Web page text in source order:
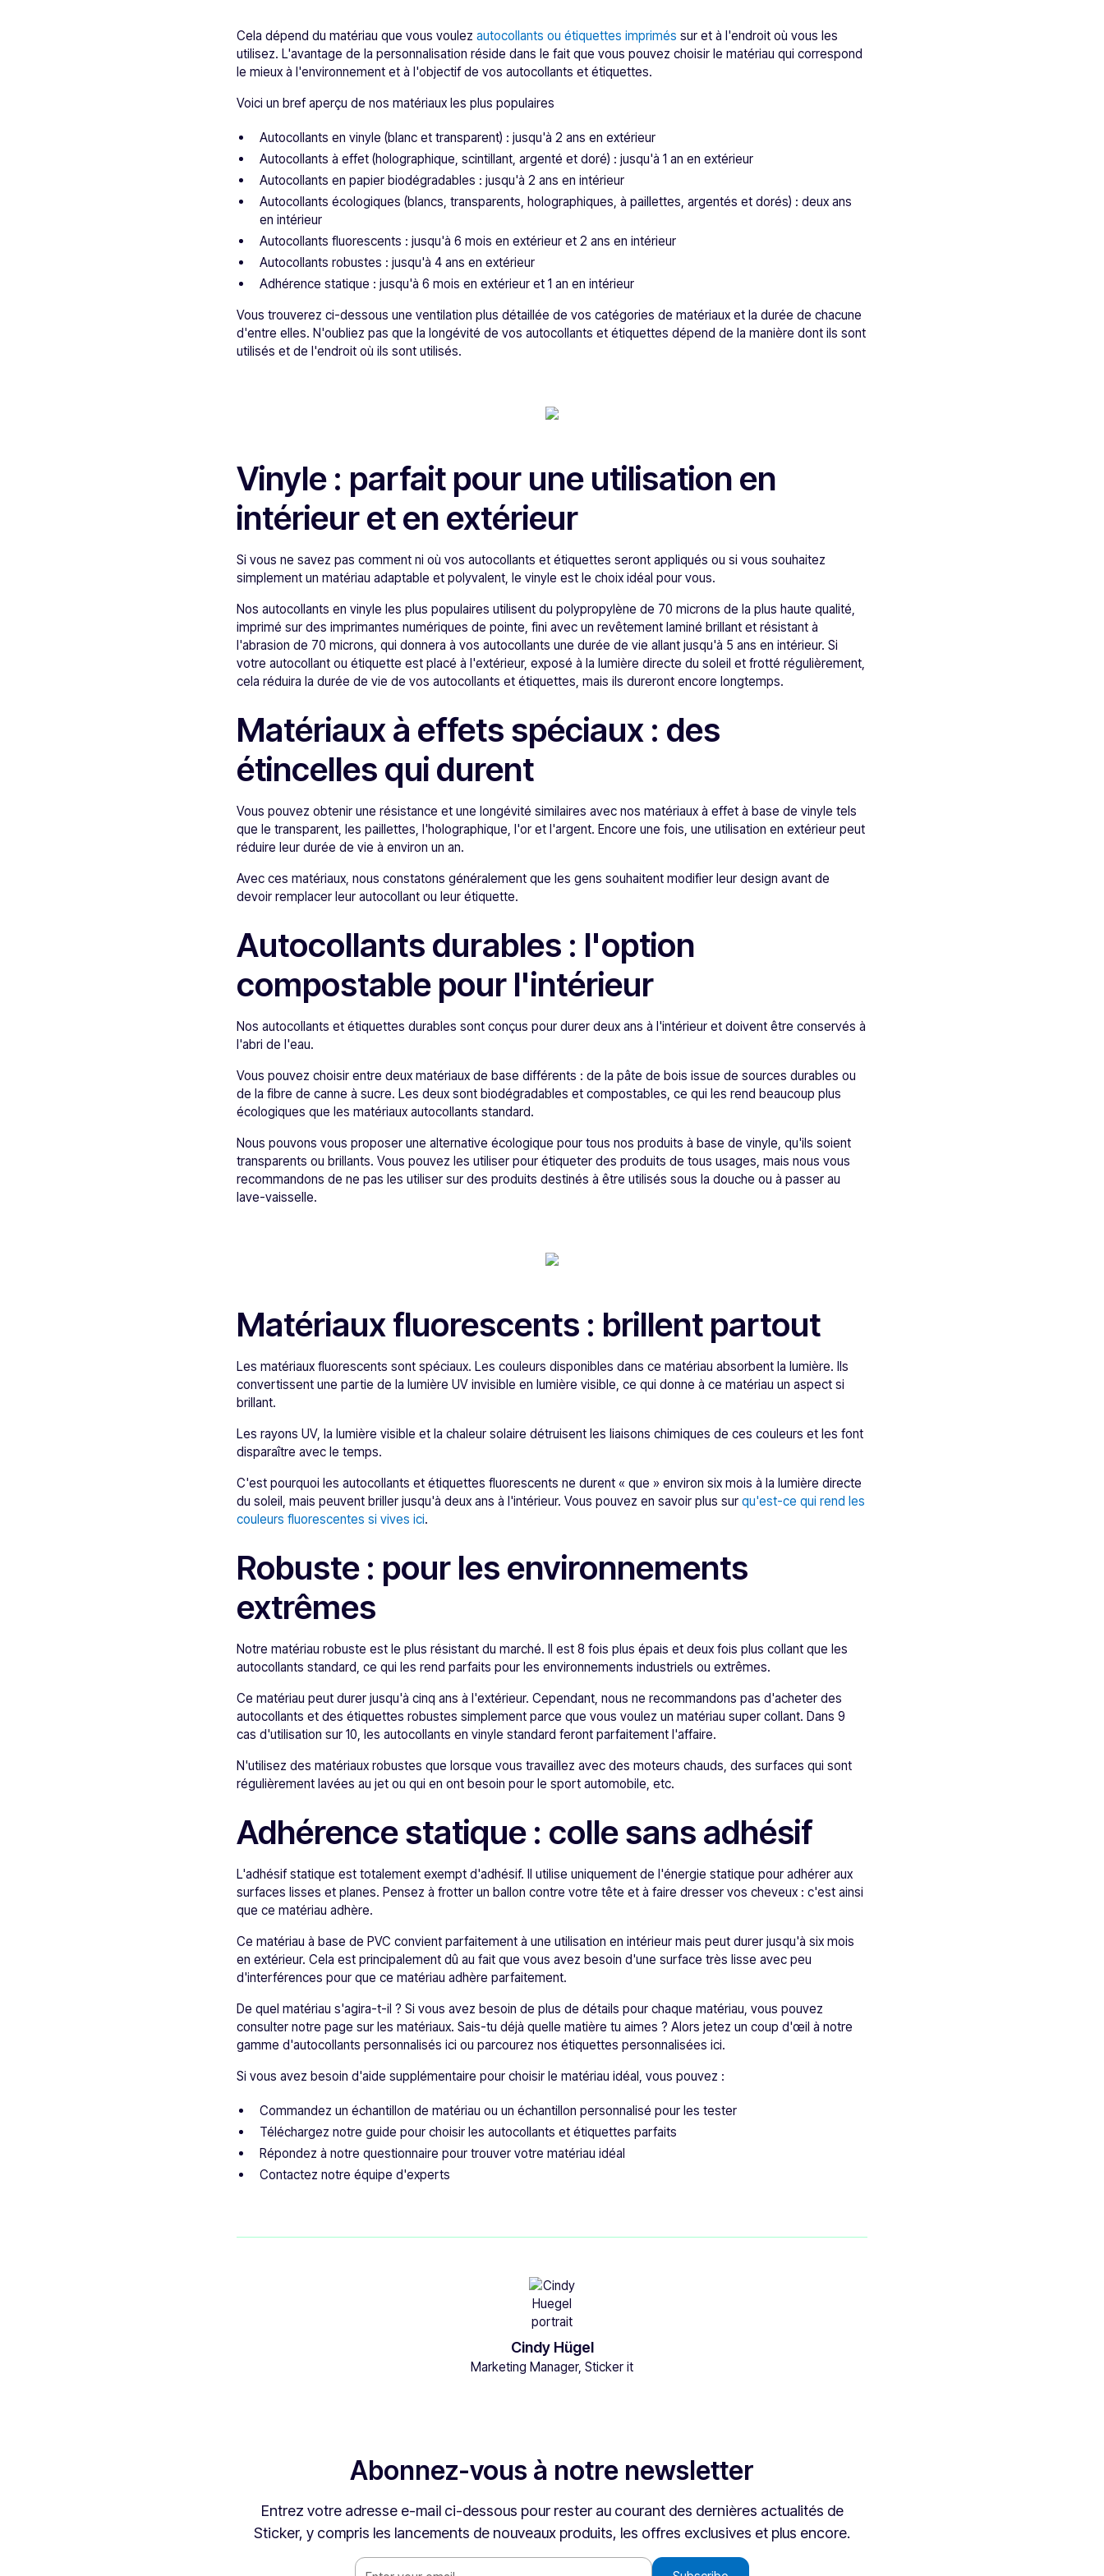
Cela dépend du matériau que vous voulez autocollants ou étiquettes imprimés sur et à l'endroit où vous les
utilisez. L'avantage de la personnalisation réside dans le fait que vous pouvez choisir le matériau qui correspond
le mieux à l'environnement et à l'objectif de vos autocollants et étiquettes.
Voici un bref aperçu de nos matériaux les plus populaires
Autocollants en vinyle (blanc et transparent) : jusqu'à 2 ans en extérieur
Autocollants à effet (holographique, scintillant, argenté et doré) : jusqu'à 1 an en extérieur
Autocollants en papier biodégradables : jusqu'à 2 ans en intérieur
Autocollants écologiques (blancs, transparents, holographiques, à paillettes, argentés et dorés) : deux ans
en intérieur
Autocollants fluorescents : jusqu'à 6 mois en extérieur et 2 ans en intérieur
Autocollants robustes : jusqu'à 4 ans en extérieur
Adhérence statique : jusqu'à 6 mois en extérieur et 1 an en intérieur
Vous trouverez ci-dessous une ventilation plus détaillée de vos catégories de matériaux et la durée de chacune
d'entre elles. N'oubliez pas que la longévité de vos autocollants et étiquettes dépend de la manière dont ils sont
utilisés et de l'endroit où ils sont utilisés.
Vinyle : parfait pour une utilisation en
intérieur et en extérieur
Si vous ne savez pas comment ni où vos autocollants et étiquettes seront appliqués ou si vous souhaitez
simplement un matériau adaptable et polyvalent, le vinyle est le choix idéal pour vous.
Nos autocollants en vinyle les plus populaires utilisent du polypropylène de 70 microns de la plus haute qualité,
imprimé sur des imprimantes numériques de pointe, fini avec un revêtement laminé brillant et résistant à
l'abrasion de 70 microns, qui donnera à vos autocollants une durée de vie allant jusqu'à 5 ans en intérieur. Si
votre autocollant ou étiquette est placé à l'extérieur, exposé à la lumière directe du soleil et frotté régulièrement,
cela réduira la durée de vie de vos autocollants et étiquettes, mais ils dureront encore longtemps.
Matériaux à effets spéciaux : des
étincelles qui durent
Vous pouvez obtenir une résistance et une longévité similaires avec nos matériaux à effet à base de vinyle tels
que le transparent, les paillettes, l'holographique, l'or et l'argent. Encore une fois, une utilisation en extérieur peut
réduire leur durée de vie à environ un an.
Avec ces matériaux, nous constatons généralement que les gens souhaitent modifier leur design avant de
devoir remplacer leur autocollant ou leur étiquette.
Autocollants durables : l'option
compostable pour l'intérieur
Nos autocollants et étiquettes durables sont conçus pour durer deux ans à l'intérieur et doivent être conservés à
l'abri de l'eau.
Vous pouvez choisir entre deux matériaux de base différents : de la pâte de bois issue de sources durables ou
de la fibre de canne à sucre. Les deux sont biodégradables et compostables, ce qui les rend beaucoup plus
écologiques que les matériaux autocollants standard.
Nous pouvons vous proposer une alternative écologique pour tous nos produits à base de vinyle, qu'ils soient
transparents ou brillants. Vous pouvez les utiliser pour étiqueter des produits de tous usages, mais nous vous
recommandons de ne pas les utiliser sur des produits destinés à être utilisés sous la douche ou à passer au
lave-vaisselle.
Matériaux fluorescents : brillent partout
Les matériaux fluorescents sont spéciaux. Les couleurs disponibles dans ce matériau absorbent la lumière. Ils
convertissent une partie de la lumière UV invisible en lumière visible, ce qui donne à ce matériau un aspect si
brillant.
Les rayons UV, la lumière visible et la chaleur solaire détruisent les liaisons chimiques de ces couleurs et les font
disparaître avec le temps.
C'est pourquoi les autocollants et étiquettes fluorescents ne durent « que » environ six mois à la lumière directe
du soleil, mais peuvent briller jusqu'à deux ans à l'intérieur. Vous pouvez en savoir plus sur qu'est-ce qui rend les
couleurs fluorescentes si vives ici.
Robuste : pour les environnements
extrêmes
Notre matériau robuste est le plus résistant du marché. Il est 8 fois plus épais et deux fois plus collant que les
autocollants standard, ce qui les rend parfaits pour les environnements industriels ou extrêmes.
Ce matériau peut durer jusqu'à cinq ans à l'extérieur. Cependant, nous ne recommandons pas d'acheter des
autocollants et des étiquettes robustes simplement parce que vous voulez un matériau super collant. Dans 9
cas d'utilisation sur 10, les autocollants en vinyle standard feront parfaitement l'affaire.
N'utilisez des matériaux robustes que lorsque vous travaillez avec des moteurs chauds, des surfaces qui sont
régulièrement lavées au jet ou qui en ont besoin pour le sport automobile, etc.
Adhérence statique : colle sans adhésif
L'adhésif statique est totalement exempt d'adhésif. Il utilise uniquement de l'énergie statique pour adhérer aux
surfaces lisses et planes. Pensez à frotter un ballon contre votre tête et à faire dresser vos cheveux : c'est ainsi
que ce matériau adhère.
Ce matériau à base de PVC convient parfaitement à une utilisation en intérieur mais peut durer jusqu'à six mois
en extérieur. Cela est principalement dû au fait que vous avez besoin d'une surface très lisse avec peu
d'interférences pour que ce matériau adhère parfaitement.
De quel matériau s'agira-t-il ? Si vous avez besoin de plus de détails pour chaque matériau, vous pouvez
consulter notre page sur les matériaux. Sais-tu déjà quelle matière tu aimes ? Alors jetez un coup d'œil à notre
gamme d'autocollants personnalisés ici ou parcourez nos étiquettes personnalisées ici.
Si vous avez besoin d'aide supplémentaire pour choisir le matériau idéal, vous pouvez :
Commandez un échantillon de matériau ou un échantillon personnalisé pour les tester
Téléchargez notre guide pour choisir les autocollants et étiquettes parfaits
Répondez à notre questionnaire pour trouver votre matériau idéal
Contactez notre équipe d'experts
Cindy Hügel
Marketing Manager, Sticker it
Abonnez-vous à notre newsletter
Entrez votre adresse e-mail ci-dessous pour rester au courant des dernières actualités de
Sticker, y compris les lancements de nouveaux produits, les offres exclusives et plus encore.